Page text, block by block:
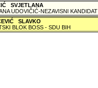
SVJETLANA
UDOVIČIĆ-NEZAVISNI KANDIDAT
SLAVKO
BLOK BOSS - SDU BIH